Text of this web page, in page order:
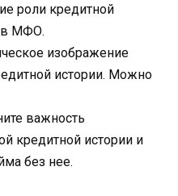
роли кредитной
в МФО.
изображение
истории. Можно
важность
кредитной истории и
без нее.